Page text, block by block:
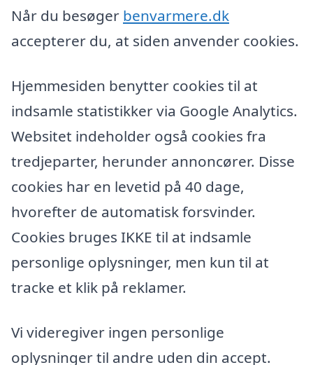
Når du besøger benvarmere.dk
accepterer du, at siden anvender cookies.
Hjemmesiden benytter cookies til at
indsamle statistikker via Google Analytics.
Websitet indeholder også cookies fra
tredjeparter, herunder annoncører. Disse
cookies har en levetid på 40 dage,
hvorefter de automatisk forsvinder.
Cookies bruges IKKE til at indsamle
personlige oplysninger, men kun til at
tracke et klik på reklamer.
Vi videregiver ingen personlige
oplysninger til andre uden din accept.